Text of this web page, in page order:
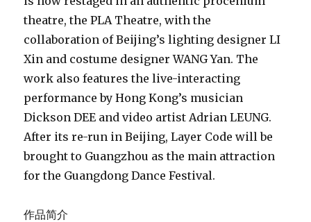
theatre, the PLA Theatre, with the
collaboration of Beijing’s lighting designer LI
Xin and costume designer WANG Yan. The
work also features the live-interacting
performance by Hong Kong’s musician
Dickson DEE and video artist Adrian LEUNG.
After its re-run in Beijing, Layer Code will be
brought to Guangzhou as the main attraction
for the Guangdong Dance Festival.
作品简介